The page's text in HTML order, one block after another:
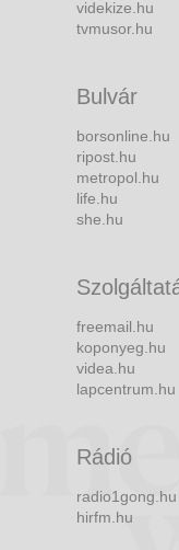
videkize.hu
tvmusor.hu
Bulvár
borsonline.hu
ripost.hu
metropol.hu
life.hu
she.hu
freemail.hu
koponyeg.hu
videa.hu
lapcentrum.hu
Rádió
radio1gong.hu
hirfm.hu